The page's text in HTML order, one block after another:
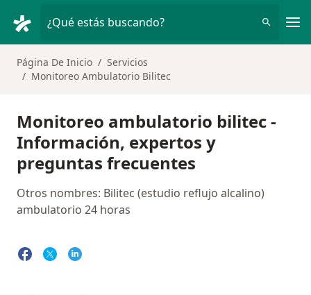
¿Qué estás buscando?
Página De Inicio
Servicios
Monitoreo Ambulatorio Bilitec
Monitoreo ambulatorio bilitec -
Información, expertos y
preguntas frecuentes
Otros nombres: Bilitec (estudio reflujo alcalino)
ambulatorio 24 horas